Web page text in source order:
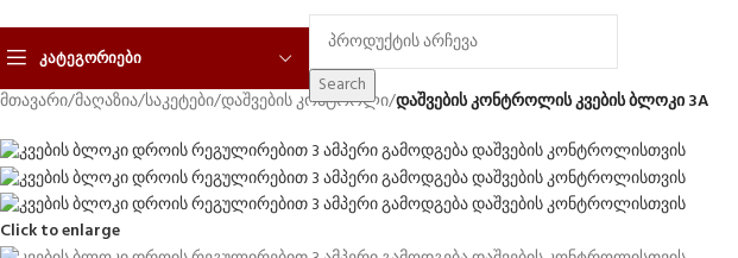
ᲙᲐᲢᲔᲒᲝᲠᲘᲔᲑᲘ
Search
მთავარი/მაღაზია/საკეტები/დაშვების კონტროლი/დაშვების კონტროლის კვების ბლოკი 3A
Click to enlarge